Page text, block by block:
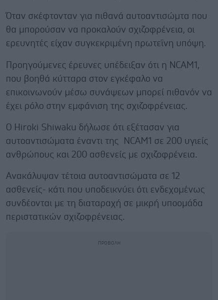
Όταν σκέφτονταν για πιθανά αυτοαντισώμτα που
θα μπορούσαν να προκαλούν σχιζοφρένεια, οι
ερευνητές είχαν συγκεκριμένη πρωτεΐνη υπόψη.
Προηγούμενες έρευνες υπέδειξαν ότι η NCAM1,
που βοηθά κύτταρα στον εγκέφαλο να
επικοινωνούν μέσω συνάψεων μπορεί πιθανόν να
έχει ρόλο στην εμφάνιση της σχιζοφρένειας.
Ο Hiroki Shiwaku δήλωσε ότι εξέτασαν για
αυτοαντισώματα έναντι της NCAM1 σε 200 υγιείς
ανθρώπους και 200 ασθενείς με σχιζοφρένεια.
Ανακάλυψαν τέτοια αυτοαντισώματα σε 12
ασθενείς- κάτι που υποδεικνύει ότι ενδεχομένως
συνδέονται με τη διαταραχή σε μικρή υποομάδα
περιστατικών σχιζοφρένειας.